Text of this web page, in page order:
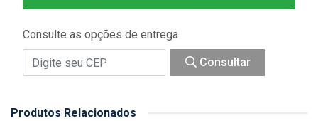
Consulte as opções de entrega
Consultar
Produtos Relacionados